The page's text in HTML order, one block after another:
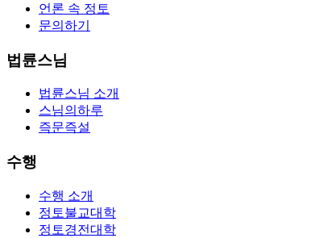
언론 속 정토
문의하기
법륜스님
법륜스님 소개
스님의하루
즉문즉설
수행
수행 소개
정토불교대학
정토경전대학